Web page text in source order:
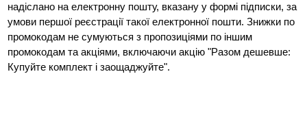
надіслано на електронну пошту, вказану у формі підписки, за
умови першої реєстрації такої електронної пошти. Знижки по
промокодам не сумуються з пропозиціями по іншим
промокодам та акціями, включаючи акцію "Разом дешевше:
Купуйте комплект і заощаджуйте".